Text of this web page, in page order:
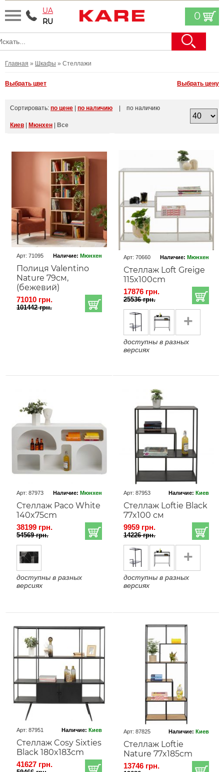
UA
RU
0
Главная » Шкафы » Стеллажи
Выбрать цвет Выбрать цену
Сортировать: по цене по наличию | по наличию
Киев Мюнхен Все
Арт: 71095 Наличие: Мюнхен
Полиця Valentino
Nature 79cм,
(бежевий)
71010 грн.
101442 грн.
Арт: 70660 Наличие: Мюнхен
Стеллаж Loft Greige
115x100cm
17876 грн.
25536 грн.
+
доступны в разных
версиях
Арт: 87973 Наличие: Мюнхен
Стеллаж Paco White
140x75cm
38199 грн.
54569 грн.
доступны в разных
версиях
Арт: 87953 Наличие: Киев
Стеллаж Loftie Black
77x100 см
9959 грн.
14226 грн.
+
доступны в разных
версиях
Арт: 87951 Наличие: Киев
Стеллаж Cosy Sixties
Black 180x183cm
41627 грн.
Арт: 87825 Наличие: Киев
Стеллаж Loftie
Nature 77x185cm
13746 грн.